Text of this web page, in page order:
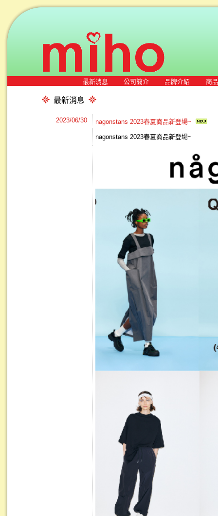
最新消息 公司簡介 品牌介紹 商
最新消息
2023/06/30 nagonstans 2023春夏商品新登場~
nagonstans 2023春夏商品新登場~